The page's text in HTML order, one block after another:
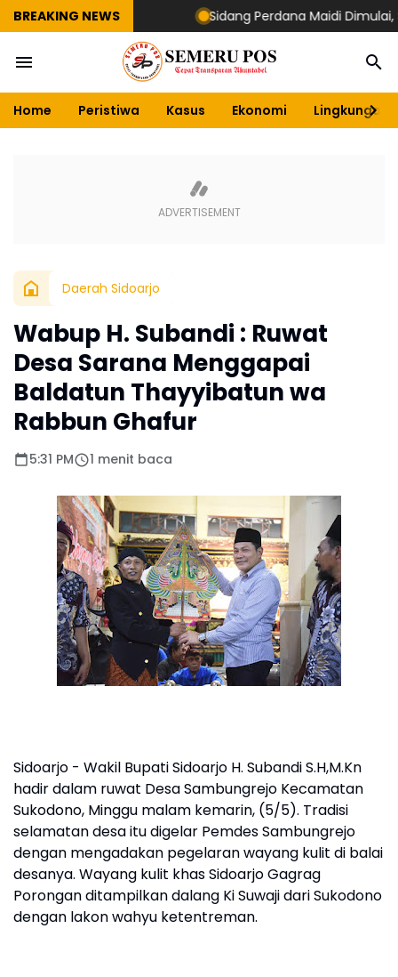
BREAKING NEWS Sidang Perdana Maidi Dimulai,
Home Peristiwa Kasus Ekonomi Lingkungan
Daerah Sidoarjo
Wabup H. Subandi : Ruwat
Desa Sarana Menggapai
Baldatun Thayyibatun wa
Rabbun Ghafur
5:31 PM 1 menit baca
Sidoarjo - Wakil Bupati Sidoarjo H. Subandi S.H,M.Kn
hadir dalam ruwat Desa Sambungrejo Kecamatan
Sukodono, Minggu malam kemarin, (5/5). Tradisi
selamatan desa itu digelar Pemdes Sambungrejo
dengan mengadakan pegelaran wayang kulit di balai
desanya. Wayang kulit khas Sidoarjo Gagrag
Porongan ditampilkan dalang Ki Suwaji dari Sukodono
dengan lakon wahyu ketentreman.